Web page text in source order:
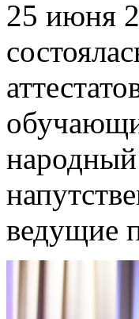
25 июня
ведущие